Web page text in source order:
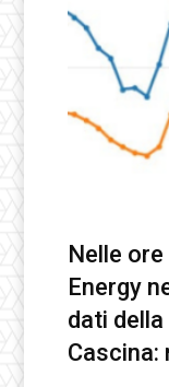
Nelle
Energy
dati